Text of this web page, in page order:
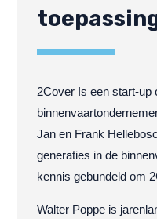
2Cover Is een start-up
Jan en Frank
generaties in de
kennis gebundeld om
Walter Poppe is